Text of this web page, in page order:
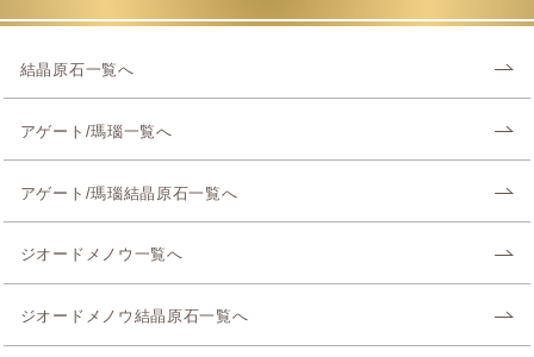
結晶原石一覧へ
アゲート/瑪瑙一覧へ
アゲート/瑪瑙結晶原石一覧へ
ジオードメノウ一覧へ
ジオードメノウ結晶原石一覧へ